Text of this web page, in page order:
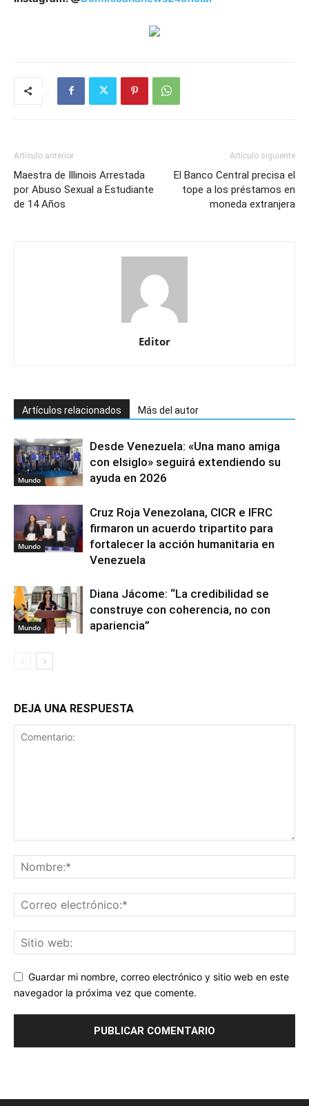
Artículo anterior
Maestra de Illinois Arrestada
por Abuso Sexual a Estudiante
de 14 Años
Artículo siguiente
El Banco Central precisa el
tope a los préstamos en
moneda extranjera
Editor
Artículos relacionados Más del autor
Mundo
Desde Venezuela: «Una mano amiga
con elsiglo» seguirá extendiendo su
ayuda en 2026
Mundo
Cruz Roja Venezolana, CICR e IFRC
firmaron un acuerdo tripartito para
fortalecer la acción humanitaria en
Venezuela
Mundo
Diana Jácome: “La credibilidad se
construye con coherencia, no con
apariencia”
DEJA UNA RESPUESTA
Guardar mi nombre, correo electrónico y sitio web en este
navegador la próxima vez que comente.